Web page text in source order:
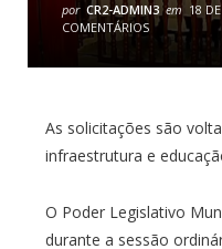
por CR2-ADMIN3 em 18
COMENTÁRIOS
As solicitações são
infraestrutura e
O Poder Legislativo
durante a sessão